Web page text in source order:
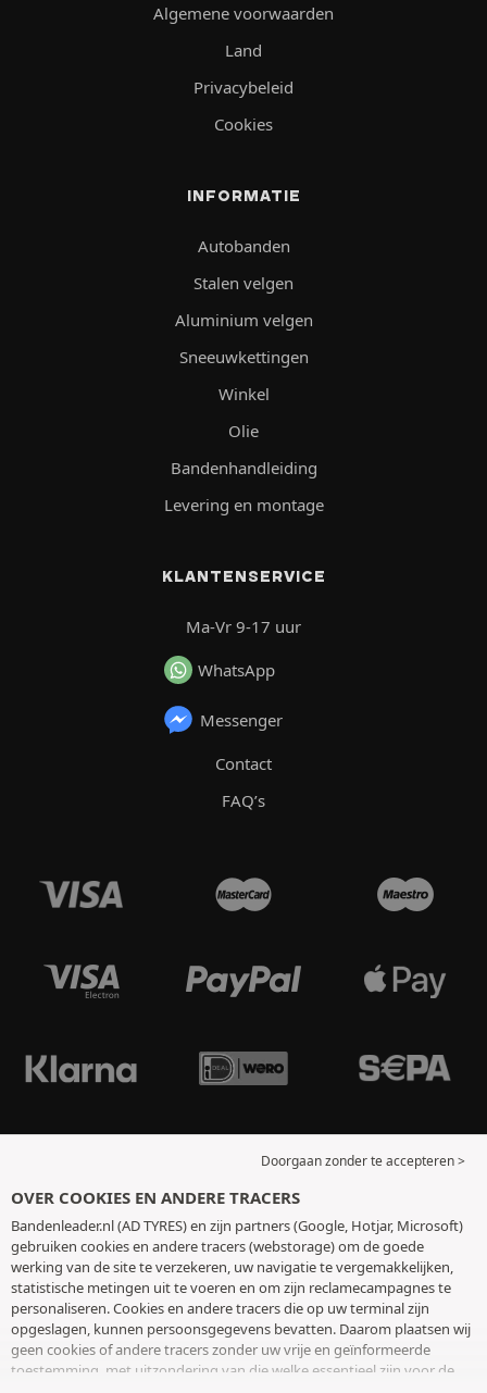
Algemene voorwaarden
Land
Privacybeleid
Cookies
INFORMATIE
Autobanden
Stalen velgen
Aluminium velgen
Sneeuwkettingen
Winkel
Olie
Bandenhandleiding
Levering en montage
KLANTENSERVICE
Ma-Vr 9-17 uur
WhatsApp
Messenger
Contact
FAQ’s
Doorgaan zonder te accepteren >
OVER COOKIES EN ANDERE TRACERS
Bandenleader.nl (AD TYRES) en zijn partners (Google, Hotjar, Microsoft)
gebruiken cookies en andere tracers (webstorage) om de goede
werking van de site te verzekeren, uw navigatie te vergemakkelijken,
statistische metingen uit te voeren en om zijn reclamecampagnes te
personaliseren. Cookies en andere tracers die op uw terminal zijn
opgeslagen, kunnen persoonsgegevens bevatten. Daarom plaatsen wij
geen cookies of andere tracers zonder uw vrije en geïnformeerde
toestemming, met uitzondering van die welke essentieel zijn voor de